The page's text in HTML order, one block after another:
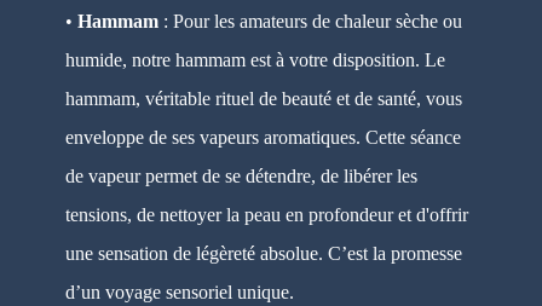
•Hammam : Pour les amateurs de chaleur sèche ou
humide, notre hammam est à votre disposition. Le
hammam, véritable rituel de beauté et de santé, vous
enveloppe de ses vapeurs aromatiques. Cette séance
de vapeur permet de se détendre, de libérer les
tensions, de nettoyer la peau en profondeur et d'offrir
une sensation de légèreté absolue. C’est la promesse
d’un voyage sensoriel unique.